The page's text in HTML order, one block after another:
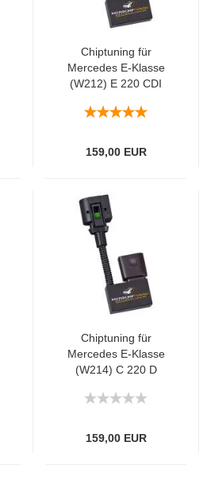
Chiptuning für
Mercedes E-Klasse
(W212) E 220 CDI
159,00 EUR
Chiptuning für
Mercedes E-Klasse
(W214) C 220 D
159,00 EUR